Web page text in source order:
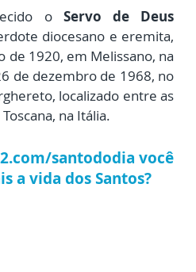
oServo de Deus
diocesano e eremita,
de 1920, em Melissano, na
de dezembro de 1968, no
localizado entre as
na Itália.
santododia você
a vida dos Santos?